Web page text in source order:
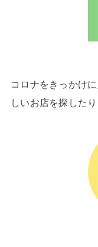
コロナをきっかけ
しいお店を探した